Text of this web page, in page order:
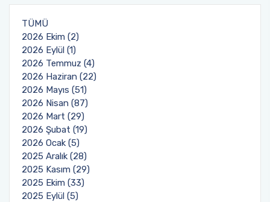
TÜMÜ
2026 Ekim (2)
2026 Eylül (1)
2026 Temmuz (4)
2026 Haziran (22)
2026 Mayıs (51)
2026 Nisan (87)
2026 Mart (29)
2026 Şubat (19)
2026 Ocak (5)
2025 Aralık (28)
2025 Kasım (29)
2025 Ekim (33)
2025 Eylül (5)
Mühendislik Fakültesi
Sağlık Bilimleri Fakültesi
Serik İşletme Fakültesi
Spor Bilimleri Fakültesi
Su Ürünleri Fakültesi
Tıp Fakültesi